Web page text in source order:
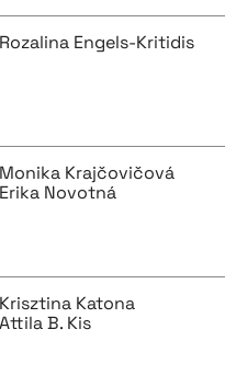
Rozalina Engels-Kritidis
Monika Krajčovičová
Erika Novotná
Krisztina Katona
Attila B. Kis